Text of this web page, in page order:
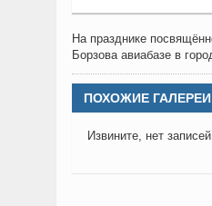
На празднике
Борзова авиабазе в
ПОХОЖИЕ ГАЛЕРЕИ
Извините, нет